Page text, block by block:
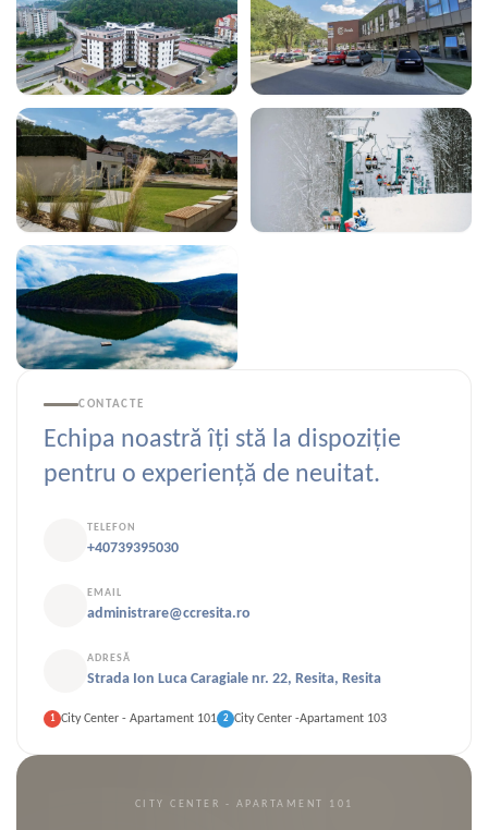
CONTACTE
Echipa noastră îți stă la dispoziție
pentru o experiență de neuitat.
TELEFON
+40739395030
EMAIL
administrare@ccresita.ro
ADRESĂ
Strada Ion Luca Caragiale nr. 22, Resita, Resita
1 City Center - Apartament 101 2 City Center -Apartament 103
CITY CENTER - APARTAMENT 101